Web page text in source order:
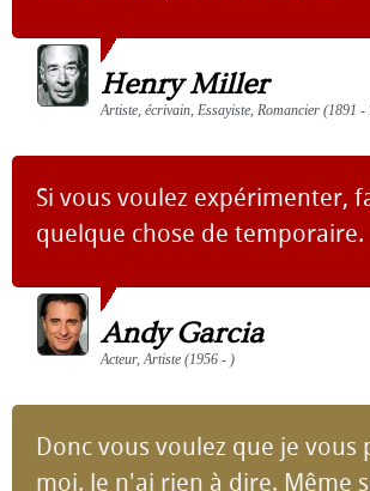
Henry Miller
Artiste, écrivain, Essayiste, Romancier (1891 -
Si vous voulez expérimenter,
quelque chose de temporaire.
Andy Garcia
Acteur, Artiste (1956 - )
Donc vous voulez que je vous
moi. Je n'ai rien à dire. Même